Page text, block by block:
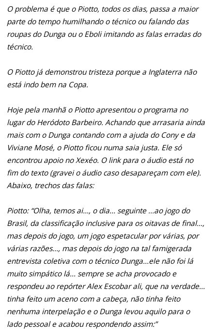
O problema é que o Piotto, todos os dias, passa a maior
parte do tempo humilhando o técnico ou falando das
roupas do Dunga ou o Eboli imitando as falas erradas do
técnico.
O Piotto já demonstrou tristeza porque a Inglaterra não
está indo bem na Copa.
Hoje pela manhã o Piotto apresentou o programa no
lugar do Heródoto Barbeiro. Achando que arrasaria ainda
mais com o Dunga contando com a ajuda do Cony e da
Viviane Mosé, o Piotto ficou numa saia justa. Ele só
encontrou apoio no Xexéo. O link para o áudio está no
fim do texto (gravei o áudio caso desapareçam com ele).
Abaixo, trechos das falas:
Piotto: “Olha, temos ai..., o dia... seguinte ...ao jogo do
Brasil, da classificação inclusive para os oitavas de final...,
mas depois do jogo, um jogo espetacular por várias, por
várias razões..., mas depois do jogo na tal famigerada
entrevista coletiva com o técnico Dunga...ele não foi lá
muito simpático lá... sempre se acha provocado e
respondeu ao repórter Alex Escobar ali, que na verdade...
tinha feito um aceno com a cabeça, não tinha feito
nenhuma interpelação e o Dunga levou aquilo para o
lado pessoal e acabou respondendo assim:”